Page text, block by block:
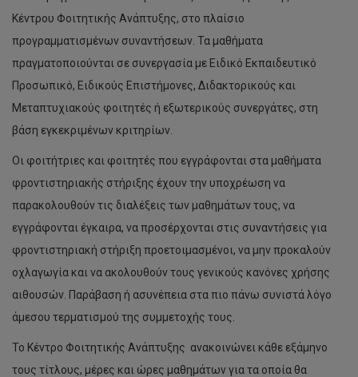
Κέντρου Φοιτητικής Ανάπτυξης, στο πλαίσιο
προγραμματισμένων συναντήσεων. Τα μαθήματα
πραγματοποιούνται σε συνεργασία με Ειδικό Εκπαιδευτικό
Προσωπικό, Ειδικούς Επιστήμονες, Διδακτορικούς και
Μεταπτυχιακούς φοιτητές ή εξωτερικούς συνεργάτες, στη
βάση εγκεκριμένων κριτηρίων.
Οι φοιτήτριες και φοιτητές που εγγράφονται στα μαθήματα
φροντιστηριακής στήριξης έχουν την υποχρέωση να
παρακολουθούν τις διαλέξεις των μαθημάτων τους, να
εγγράφονται έγκαιρα, να προσέρχονται στις συναντήσεις για
φροντιστηριακή στήριξη προετοιμασμένοι, να μην προκαλούν
οχλαγωγία και να ακολουθούν τους γενικούς κανόνες χρήσης
αιθουσών. Παράβαση ή ασυνέπεια στα πιο πάνω συνιστά λόγο
άμεσου τερματισμού της συμμετοχής τους.
Το Κέντρο Φοιτητικής Ανάπτυξης ανακοινώνει κάθε εξάμηνο
τους τίτλους, μέρες και ώρες μαθημάτων για τα οποία θα